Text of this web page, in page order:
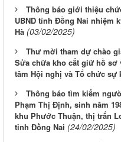
Thông báo giới thiệu
UBND tỉnh Đồng Nai nhiệm
Hà (03/02/2025)
Thư mời tham dự chào
Sửa chữa kho cất giữ hồ sơ
tâm Hội nghị và Tổ chức sự
Thông báo tìm kiếm
Phạm Thị Định, sinh năm
khu Phước Thuận, thị trấn
tỉnh Đồng Nai (24/02/2025)